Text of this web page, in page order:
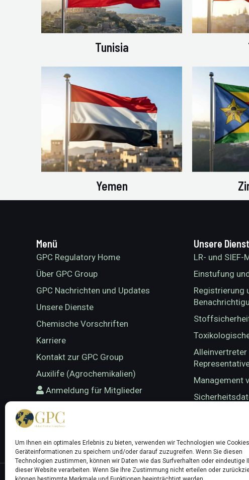
Um Ihnen ein optimales Erlebnis zu bieten, verwenden wir Technologien wie
Geräteinformationen zu speichern und/oder darauf zuzugreifen. Wenn Sie diesen
Technologien zustimmen, können wir Daten wie das Surfverhalten oder eindeutige
dieser Website verarbeiten. Wenn Sie Ihre Zustimmung nicht erteilen oder
Tunisia
Yemen
Menü
GPC Regulatory Home
Über GPC Group
GPC Nachrichten und Updates
Unsere Dienste
Chemische Vorschriften
Karriere
Kontakt zur GPC Group
Auxilife (Agrochemikalien)
Anmeldung für Mitglieder
Unsere
LR- und SIEF-
Einstufung
Registrierung
Alleinvertreter
Management
Bewertung
Dossier-